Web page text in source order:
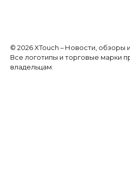
© 2026 XTouch – Новости, обзоры
Все логотипы и торговые марки
владельцам.